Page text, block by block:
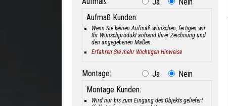
Aufmaß Kunden:
Wenn Sie keinen Aufmaß wünschen, fertigen wir
Ihr Wunschprodukt anhand Ihrer Zeichnung und
den angegebenen Maßen.
Erfahren Sie mehr Wichtigen Hinweise
Montage: Ja
Nein
Montage Kunden:
Wird nur bis zum Eingang des Objekts geliefert